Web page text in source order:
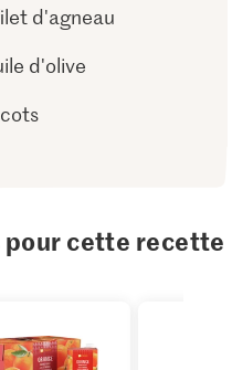
d'agneau
d'olive
cette recette